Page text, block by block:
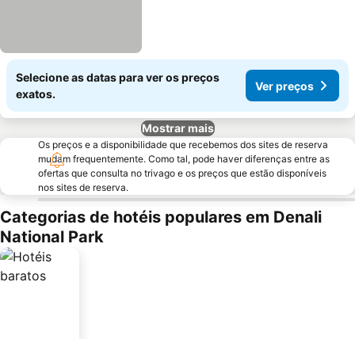
Selecione as datas para ver os preços
exatos.
Ver preços
Mostrar mais
Os preços e a disponibilidade que recebemos dos sites de reserva
mudam frequentemente. Como tal, pode haver diferenças entre as
ofertas que consulta no trivago e os preços que estão disponíveis
nos sites de reserva.
Categorias de hotéis populares em Denali
National Park